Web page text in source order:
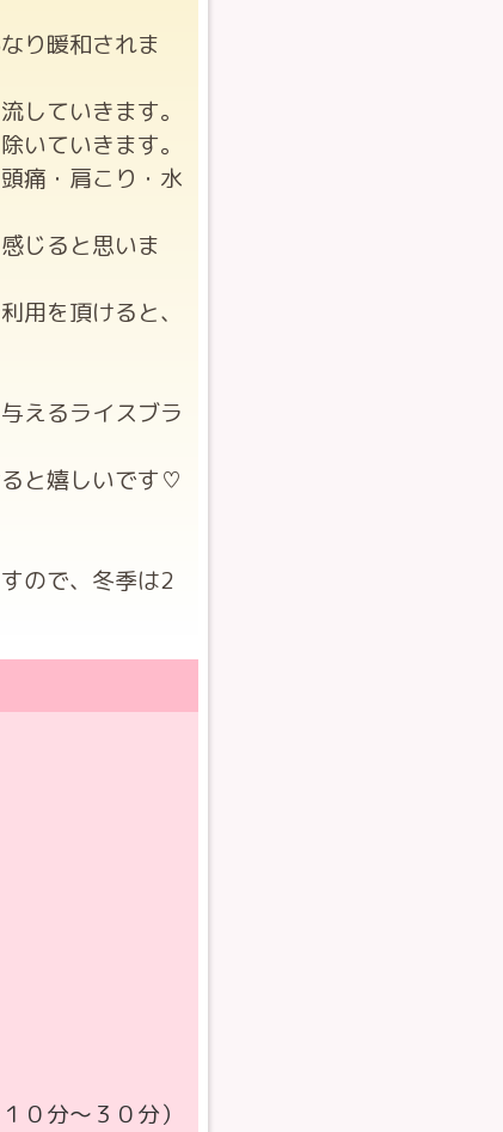
り暖和されま
していきます。
いていきます。
痛・肩こり・水
じると思いま
用を頂けると、
えるライスブラ
と嬉しいです♡
ので、冬季は2
０分～３０分）